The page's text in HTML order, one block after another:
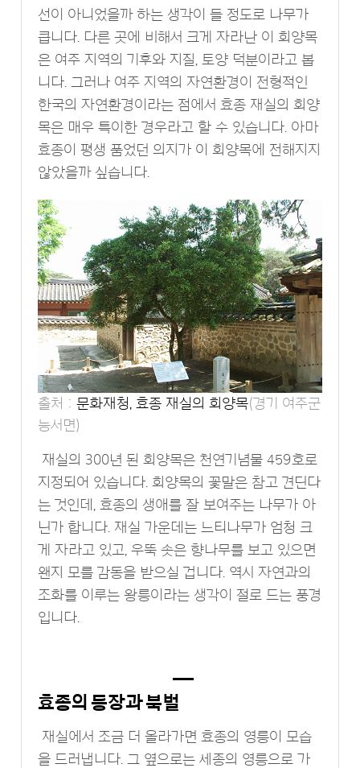
선이 아니었을까 하는 생각이 들 정도로 나무가
큽니다. 다른 곳에 비해서 크게 자라난 이 회양목
은 여주 지역의 기후와 지질, 토양 덕분이라고 봅
니다. 그러나 여주 지역의 자연환경이 전형적인
한국의 자연환경이라는 점에서 효종 재실의 회양
목은 매우 특이한 경우라고 할 수 있습니다. 아마
효종이 평생 품었던 의지가 이 회양목에 전해지지
않았을까 싶습니다.
출처 :문화재청, 효종 재실의 회양목(경기 여주군
능서면)
재실의 300년 된 회양목은 천연기념물 459호로
지정되어 있습니다. 회양목의 꽃말은 참고 견딘다
는 것인데, 효종의 생애를 잘 보여주는 나무가 아
닌가 합니다. 재실 가운데는 느티나무가 엄청 크
게 자라고 있고, 우뚝 솟은 향나무를 보고 있으면
왠지 모를 감동을 받으실 겁니다. 역시 자연과의
조화를 이루는 왕릉이라는 생각이 절로 드는 풍경
입니다.
효종의 등장과 북벌
재실에서 조금 더 올라가면 효종의 영릉이 모습
을 드러냅니다. 그 옆으로는 세종의 영릉으로 가